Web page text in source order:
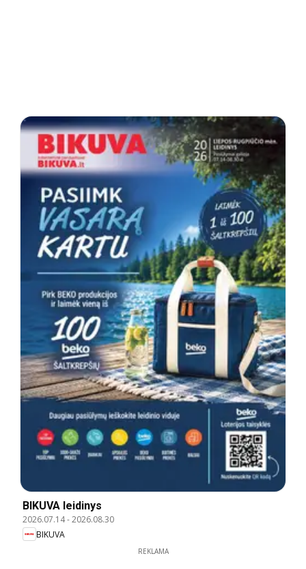
BIKUVA leidinys
2026.07.14-2026.08.30
BIKUVA
REKLAMA